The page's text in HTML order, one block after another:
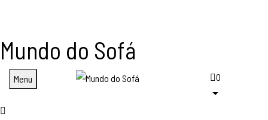
Mundo do Sofá
Menu 0